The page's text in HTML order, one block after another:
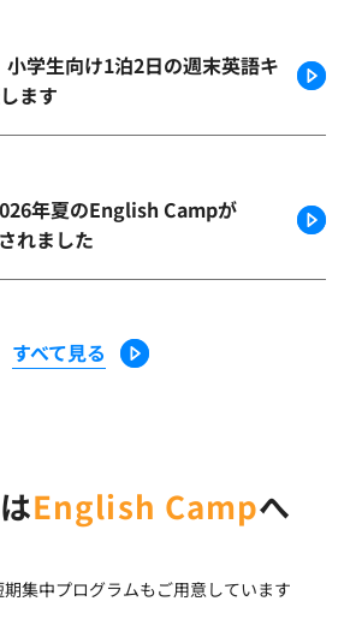
小学生向け1泊2日の週末英語キ
ます
年夏のEnglish Campが
れました
すべて見る
English Campへ
集中プログラムもご用意しています